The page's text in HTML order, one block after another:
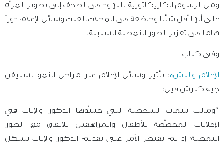
ومن الرسوم الكاريكاتورية لليهود في الصحف إلى تصوير المرأة
على أنها أقل شأنا وخاضعة في المجلات، لعبت وسائل الإعلام دوراً
هاما في تعزيز الصور النمطية السلبية.
وفي كتاب
الإعلام والنشء: تأثير وسائل الإعلام عبر مراحل النمو ل ستيفن
جيه كيرش قيل:
“ومالت سمات الشخصية التي جسَّدها الذكور والإناث في
الإعلانات المخصَّصة للأطفال والمراهقين للاتفاق مع الصور
النمطية؛ إذ لم يقتصر الأمر على تقديم الذكور والإناث بشكل